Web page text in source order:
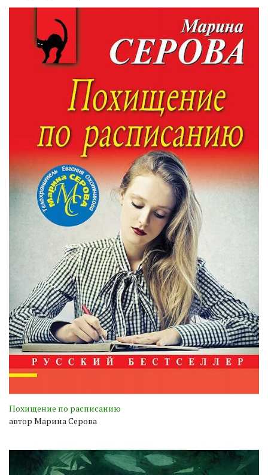
Похищение по расписанию
автор Марина Серова